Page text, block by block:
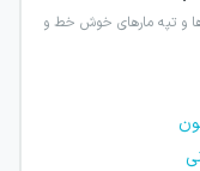
و تپه مارهای خوش خط و